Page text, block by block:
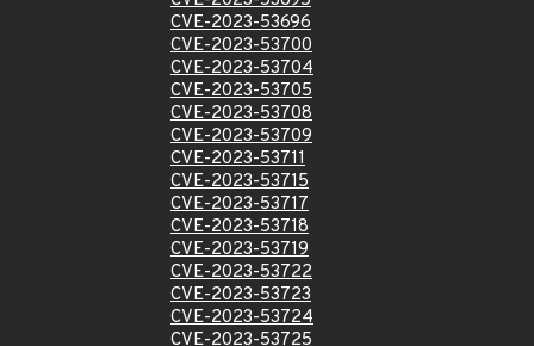
CVE-2023-53696
CVE-2023-53700
CVE-2023-53704
CVE-2023-53705
CVE-2023-53708
CVE-2023-53709
CVE-2023-53711
CVE-2023-53715
CVE-2023-53717
CVE-2023-53718
CVE-2023-53719
CVE-2023-53722
CVE-2023-53723
CVE-2023-53724
CVE-2023-53725